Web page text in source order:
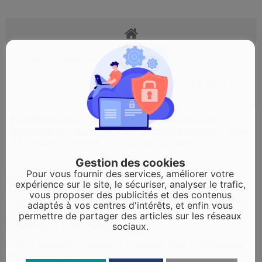
Argent - Impôts - Consommation
Impôt sur le revenu : déclaration et revenus à déclarer
Fiche pratique
Impôt sur le revenu - Revenus d'une
location meublée
Gestion des cookies
Pour vous fournir des services, améliorer votre
expérience sur le site, le sécuriser, analyser le trafic,
vous proposer des publicités et des contenus
adaptés à vos centres d'intérêts, et enfin vous
permettre de partager des articles sur les réseaux
sociaux.